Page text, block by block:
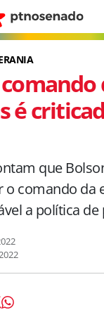
é
que
o comando da
a política de